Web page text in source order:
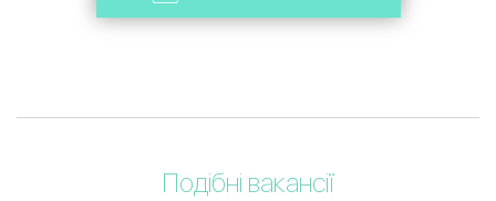
Подібні вакансії